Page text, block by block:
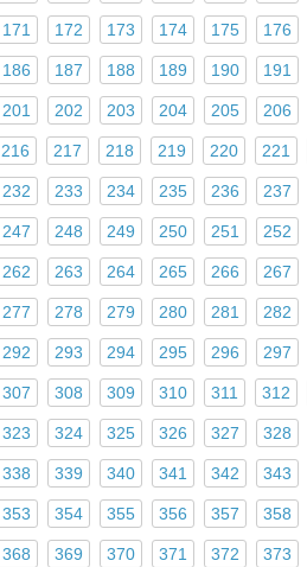
171 172 173 174 175 176
186 187 188 189 190 191
201 202 203 204 205 206
216 217 218 219 220 221
232 233 234 235 236 237
247 248 249 250 251 252
262 263 264 265 266 267
277 278 279 280 281 282
292 293 294 295 296 297
307 308 309 310 311 312
323 324 325 326 327 328
338 339 340 341 342 343
353 354 355 356 357 358
368 369 370 371 372 373